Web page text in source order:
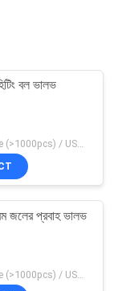
বল ভালভ
USD25/piece (>1000pcs) / USD26.5 (50-1000 pcs) MOQ:50 টুকরা
জলের প্রবাহ ভালভ
USD25/piece (>1000pcs) / USD26.5 (50-1000 pcs) MOQ:50 টুকরা